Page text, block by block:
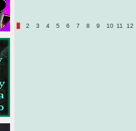
1 2 3 4 5 6 7 8 9 10 11 12